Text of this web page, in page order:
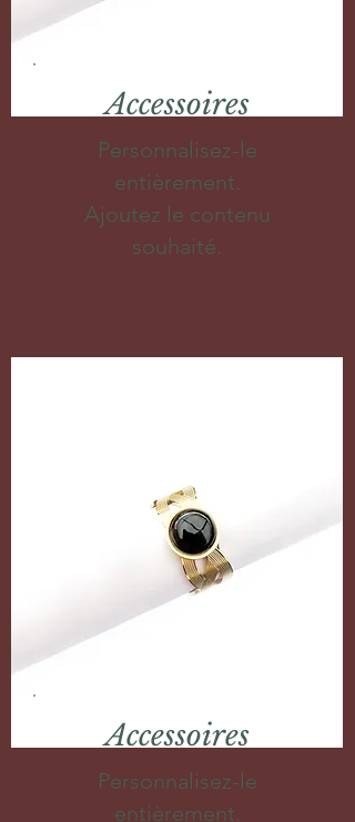
Accessoires
Personnalisez-le
entièrement.
Ajoutez le contenu
souhaité.
Accessoires
Personnalisez-le
entièrement.